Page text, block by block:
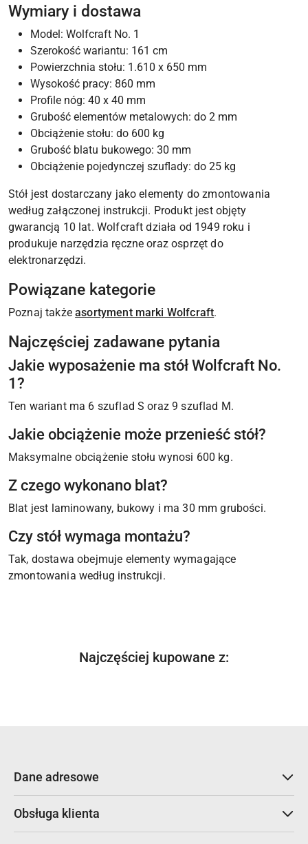
Wymiary i dostawa
Model: Wolfcraft No. 1
Szerokość wariantu: 161 cm
Powierzchnia stołu: 1.610 x 650 mm
Wysokość pracy: 860 mm
Profile nóg: 40 x 40 mm
Grubość elementów metalowych: do 2 mm
Obciążenie stołu: do 600 kg
Grubość blatu bukowego: 30 mm
Obciążenie pojedynczej szuflady: do 25 kg
Stół jest dostarczany jako elementy do zmontowania
według załączonej instrukcji. Produkt jest objęty
gwarancją 10 lat. Wolfcraft działa od 1949 roku i
produkuje narzędzia ręczne oraz osprzęt do
elektronarzędzi.
Powiązane kategorie
Poznaj takżeasortyment marki Wolfcraft.
Najczęściej zadawane pytania
Jakie wyposażenie ma stół Wolfcraft No.
1?
Ten wariant ma 6 szuflad S oraz 9 szuflad M.
Jakie obciążenie może przenieść stół?
Maksymalne obciążenie stołu wynosi 600 kg.
Z czego wykonano blat?
Blat jest laminowany, bukowy i ma 30 mm grubości.
Czy stół wymaga montażu?
Tak, dostawa obejmuje elementy wymagające
zmontowania według instrukcji.
Pomiń karuzelę produktów
Produkty
Najczęściej kupowane z:
Dane adresowe
Obsługa klienta